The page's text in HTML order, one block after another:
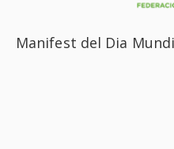
Manifest del Dia